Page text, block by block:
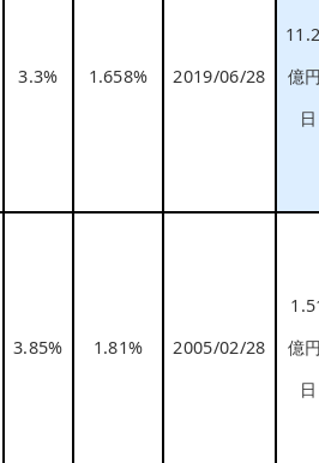
3.3% 1.658% 2019/06/28
億
日
3.85% 1.81% 2005/02/28
億
日